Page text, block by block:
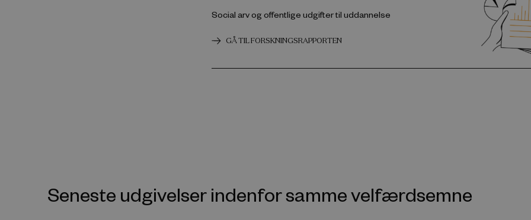
Social arv og offentlige udgifter til uddannelse
GÅ TIL FORSKNINGSRAPPORTEN
Seneste udgivelser indenfor samme velfærdsemne